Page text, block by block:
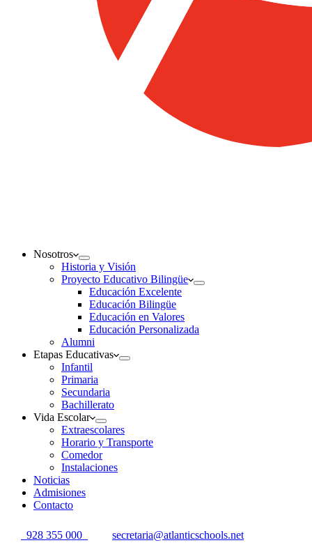
Nosotros
Historia y Visión
Proyecto Educativo Bilingüe
Educación Excelente
Educación Bilingüe
Educación en Valores
Educación Personalizada
Alumni
Etapas Educativas
Infantil
Primaria
Secundaria
Bachillerato
Vida Escolar
Extraescolares
Horario y Transporte
Comedor
Instalaciones
Noticias
Admisiones
Contacto
928 355 000
secretaria@atlanticschools.net